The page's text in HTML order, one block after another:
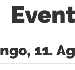
11.